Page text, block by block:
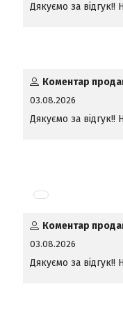
Дякуємо за
Коментар
03.08.2026
Дякуємо за
Коментар
03.08.2026
Дякуємо за